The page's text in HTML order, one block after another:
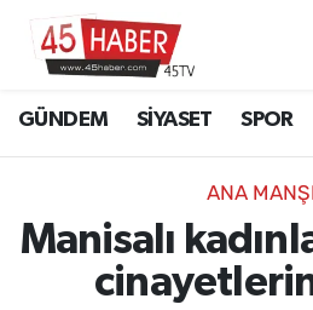
GÜNDEM SİYASET SPOR
ANA
Manisalı
SİYASET
SPOR
EKONOMİ
Manisa Hava Durumu
Manisa Namaz Vakitleri
Manisa Trafik Yoğunluk